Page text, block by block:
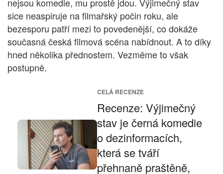
nejsou komedie, mu prostě jdou. Výjimečný stav
sice neaspiruje na filmařský počin roku, ale
bezesporu patří mezi to povedenější, co dokáže
současná česká filmová scéna nabídnout. A to díky
hned několika přednostem. Vezměme to však
postupně.
CELÁ RECENZE
Recenze: Výjimečný
stav je černá komedie
o dezinformacích,
která se tváří
přehnaně praštěně,